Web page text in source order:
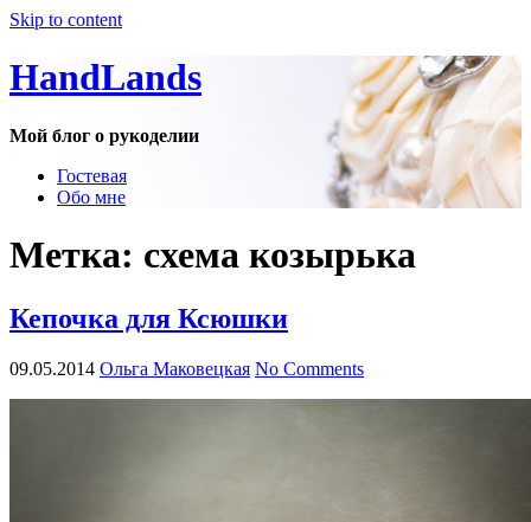
Skip to content
HandLands
Мой блог о рукоделии
Гостевая
Обо мне
Метка: схема козырька
Кепочка для Ксюшки
09.05.2014 Ольга Маковецкая No Comments